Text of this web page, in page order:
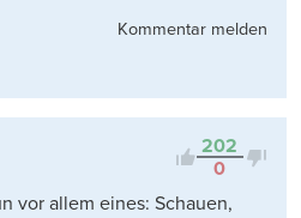
Kommentar melden
202
0
vor allem eines: Schauen,